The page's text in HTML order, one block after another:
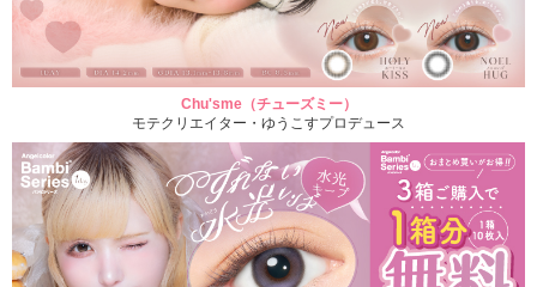
Chu'sme（チューズミー）
モテクリエイター・ゆうこすプロデュース